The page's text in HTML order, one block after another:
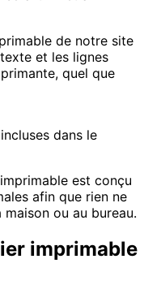
de notre site
et les lignes
quel que
dans le
est conçu
afin que rien ne
ou au bureau.
imprimable